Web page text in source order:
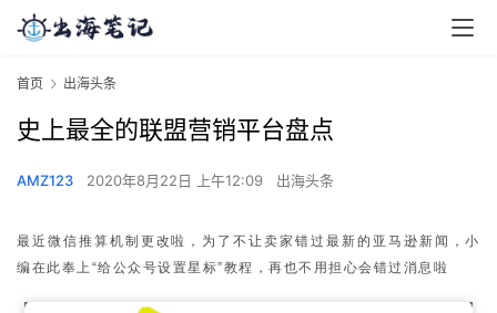
首页 出海头条
史上最全的联盟营销平台盘点
AMZ123 2020年8月22日 上午12:09 出海头条
最近微信推算机制更改啦，为了不让卖家错过最新的亚马逊新闻，小
编在此奉上“给公众号设置星标”教程，再也不用担心会错过消息啦